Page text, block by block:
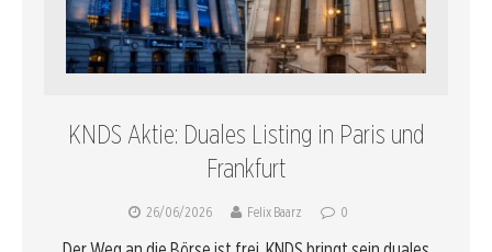
KNDS Aktie: Duales Listing in Paris und
Frankfurt
26/06/2026 Felix Baarz 0